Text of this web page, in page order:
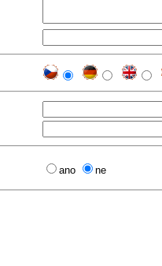
ano ne